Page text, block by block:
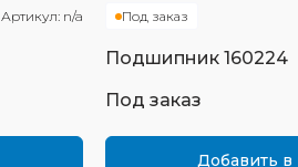
Артикул: n/a Под заказ
Подшипник 160224
Под заказ
Добавить в